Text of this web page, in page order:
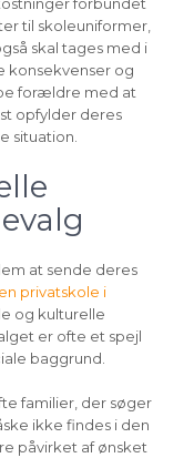
til skoleuniformer,
skal tages med i
konsekvenser og
forældre med at
opfylder deres
situation.
at sende deres
privatskole i
og kulturelle
er ofte et spejl
baggrund.
familier, der søger
ikke findes i den
påvirket af ønsket